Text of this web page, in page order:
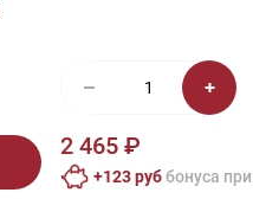
Платье Плед
2 465 ₽
+123 руббонусa